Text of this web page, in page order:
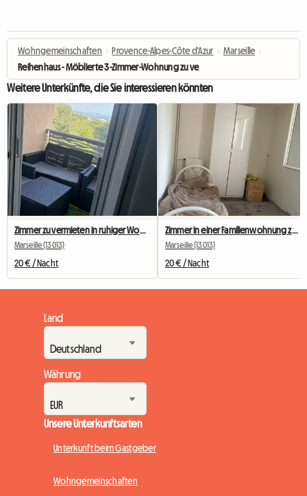
Wohngemeinschaften › Provence-Alpes-Côte d'Azur › Marseille ›
Reihenhaus - Möblierte 3-Zimmer-Wohnung zu vermieten, ideal für 2
Weitere Unterkünfte, die Sie interessieren könnten
Zimmer zu vermieten in ruhiger Wohngegend
Marseille (13013)
20 € / Nacht
Zimmer in einer Familienwohnung zu vermieten
Marseille (13013)
20 € / Nacht
Land
Währung
Unsere Unterkunftsarten
Unterkunft beim Gastgeber
Wohngemeinschaften